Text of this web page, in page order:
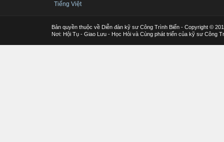
Tiếng Việt
Bản quyền thuộc về Diễn đàn kỹ sư Công Trình Biển - Copyright ©
Nơi: Hội Tụ - Giao Lưu - Học Hỏi và Cùng phát triển của kỹ sư Công